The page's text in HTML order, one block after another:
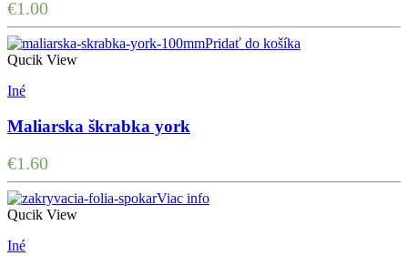
€1.00
Pridať do košíka
Qucik View
Iné
Maliarska škrabka york
€1.60
Viac info
Qucik View
Iné